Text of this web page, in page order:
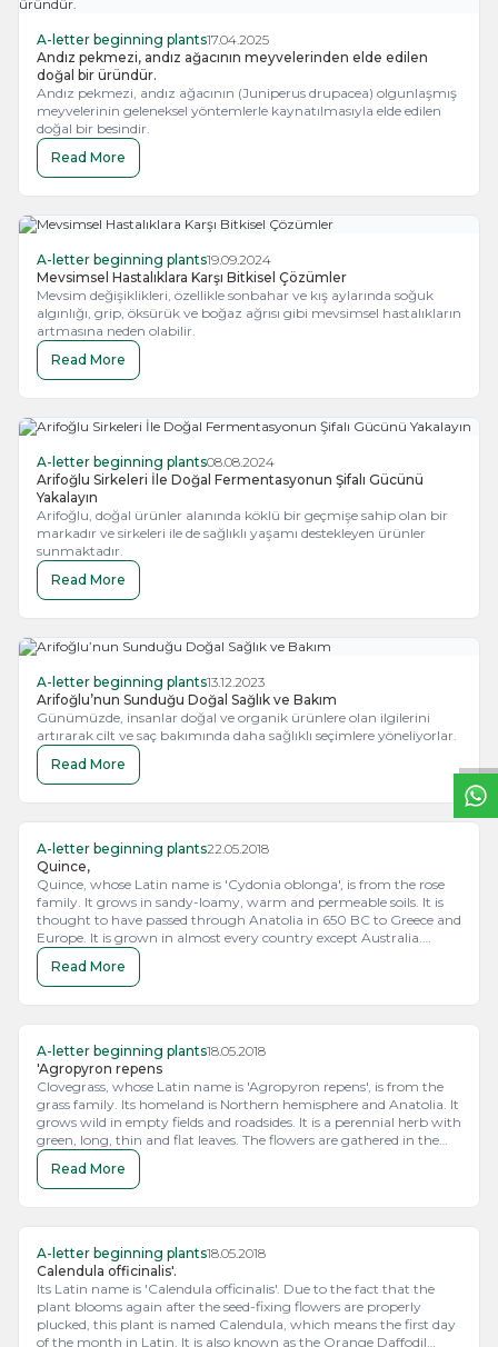
A-letter beginning plants17.04.2025
Andız pekmezi, andız ağacının meyvelerinden elde edilen
doğal bir üründür.
Andız pekmezi, andız ağacının (Juniperus drupacea) olgunlaşmış
meyvelerinin geleneksel yöntemlerle kaynatılmasıyla elde edilen
doğal bir besindir.
Read More
A-letter beginning plants19.09.2024
Mevsimsel Hastalıklara Karşı Bitkisel Çözümler
Mevsim değişiklikleri, özellikle sonbahar ve kış aylarında soğuk
algınlığı, grip, öksürük ve boğaz ağrısı gibi mevsimsel hastalıkların
artmasına neden olabilir.
Read More
A-letter beginning plants08.08.2024
Arifoğlu Sirkeleri İle Doğal Fermentasyonun Şifalı Gücünü
Yakalayın
Arifoğlu, doğal ürünler alanında köklü bir geçmişe sahip olan bir
markadır ve sirkeleri ile de sağlıklı yaşamı destekleyen ürünler
sunmaktadır.
Read More
A-letter beginning plants13.12.2023
Arifoğlu’nun Sunduğu Doğal Sağlık ve Bakım
Günümüzde, insanlar doğal ve organik ürünlere olan ilgilerini
artırarak cilt ve saç bakımında daha sağlıklı seçimlere yöneliyorlar.
Read More
A-letter beginning plants22.05.2018
Quince,
Quince, whose Latin name is 'Cydonia oblonga', is from the rose
family. It grows in sandy-loamy, warm and permeable soils. It is
thought to have passed through Anatolia in 650 BC to Greece and
Europe. It is grown in almost every country except Australia.
Turkey ranks first in the world in quince production.
Read More
A-letter beginning plants18.05.2018
'Agropyron repens
Clovegrass, whose Latin name is 'Agropyron repens', is from the
grass family. Its homeland is Northern hemisphere and Anatolia. It
grows wild in empty fields and roadsides. It is a perennial herb with
green, long, thin and flat leaves. The flowers are gathered in the
upper part of the stem in the form of a spike. Its fruit is long and
yellowish in color.Its yellowish white roots are collected and dried in
spring and autumn.
Read More
A-letter beginning plants18.05.2018
Calendula officinalis'.
Its Latin name is 'Calendula officinalis'. Due to the fact that the
plant blooms again after the seed-fixing flowers are properly
plucked, this plant is named Calendula, which means the first day
of the month in Latin. It is also known as the Orange Daffodil